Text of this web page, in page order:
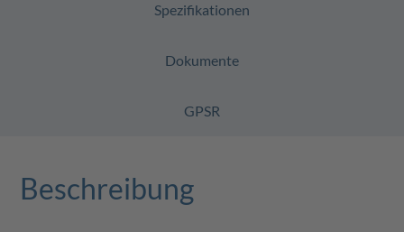
Spezifikationen
Dokumente
GPSR
Beschreibung